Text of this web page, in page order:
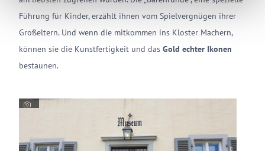
Führung für Kinder, erzählt ihnen vom Spielvergnügen ihrer
Großeltern. Und wenn die mitkommen ins Kloster Machern,
können sie die Kunstfertigkeit und das Gold echter Ikonen
bestaunen.